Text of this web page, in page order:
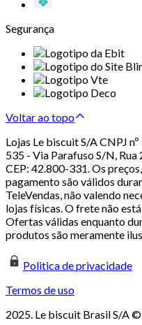
Segurança
Voltar ao topo
Lojas Le biscuit S/A CNPJ
535 - Via Parafuso S/N,
CEP: 42.800-331. Os
pagamento são válidos
TeleVendas, não valendo
lojas físicas. O frete não
Ofertas válidas enquanto
produtos são meramente
Politica de privacidade
Termos de uso
2025. Le biscuit Brasil S/A